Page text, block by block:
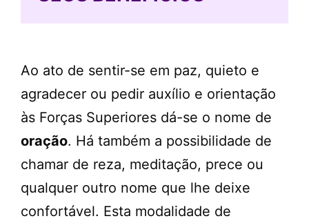
Ao ato de sentir-se em paz, quieto e
agradecer ou pedir auxílio e orientação
às Forças Superiores dá-se o nome de
oração. Há também a possibilidade de
chamar de reza, meditação, prece ou
qualquer outro nome que lhe deixe
confortável. Esta modalidade de